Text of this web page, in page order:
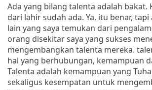
Ada yang bilang talenta adalah bakat.
dari lahir sudah ada. Ya, itu benar,
lain yang saya temukan dari
orang disekitar saya yang sukses
mengembangkan talenta mereka.
hal yang berhubungan, kemampuan
Talenta adalah kemampuan yang
sekaligus kesempatan untuk